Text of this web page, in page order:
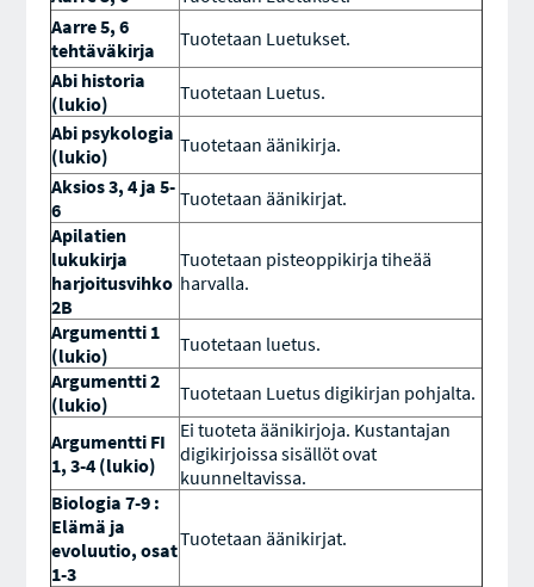
Aarre 5, 6
tehtäväkirja
Tuotetaan Luetukset.
Abi historia
(lukio)
Tuotetaan Luetus.
Abi psykologia
(lukio)
Tuotetaan äänikirja.
Aksios 3, 4 ja 5-
6
Tuotetaan äänikirjat.
Apilatien
lukukirja
harjoitusvihko
2B
Tuotetaan pisteoppikirja tiheää
harvalla.
Argumentti 1
(lukio)
Tuotetaan luetus.
Argumentti 2
(lukio)
Tuotetaan Luetus digikirjan pohjalta.
Argumentti FI
1, 3-4 (lukio)
Ei tuoteta äänikirjoja. Kustantajan
digikirjoissa sisällöt ovat
kuunneltavissa.
Biologia 7-9 :
Elämä ja
evoluutio, osat
1-3
Tuotetaan äänikirjat.